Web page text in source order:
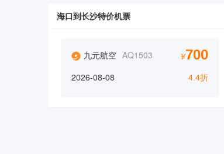
海口到长沙特价机票
九元航空 AQ1503 ¥700
2026-08-08 4.4折